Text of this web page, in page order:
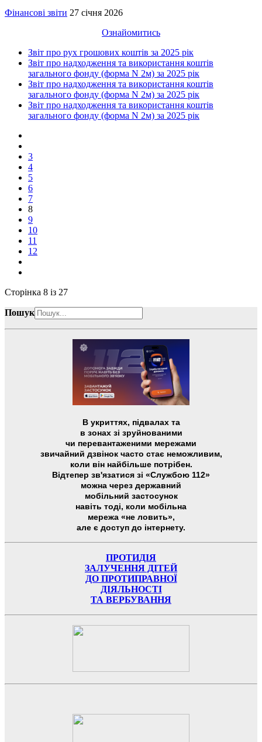
Фінансові звіти 27 січня 2026
Ознайомитись
Звіт про рух грошових коштів за 2025 рік
Звіт про надходження та використання коштів
загального фонду (форма N 2м) за 2025 рік
Звіт про надходження та використання коштів
загального фонду (форма N 2м) за 2025 рік
Звіт про надходження та використання коштів
загального фонду (форма N 2м) за 2025 рік
3
4
5
6
7
8
9
10
11
12
Сторінка 8 із 27
Пошук
В укриттях, підвалах та
в зонах зі зруйнованими
чи перевантаженими мережами
звичайний дзвінок часто стає неможливим,
коли він найбільше потрібен.
Відтепер зв'язатися зі «Службою 112»
можна через державний
мобільний застосунок
навіть тоді, коли мобільна
мережа «не ловить»,
але є доступ до інтернету.
ПРОТИДІЯ
ЗАЛУЧЕННЯ ДІТЕЙ
ДО ПРОТИПРАВНОЇ
ДІЯЛЬНОСТІ
ТА ВЕРБУВАННЯ